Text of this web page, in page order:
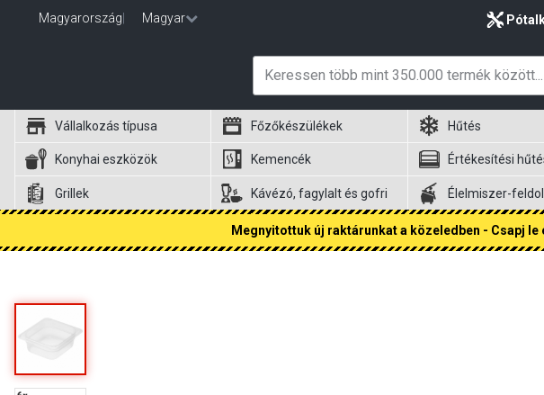
Magyarország Magyar
Vállalkozás típusa Főzőkészülékek Hűtés
Konyhai eszközök Kemencék Értékesítési
Grillek Kávézó, fagylalt és gofri Élelmiszer-
Megnyitottuk új raktárunkat a közeledben - Csapj